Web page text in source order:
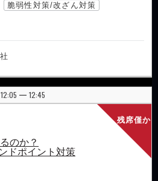
脆弱性対策/改ざん対策
12:05 | 12:45
残席僅か
のか？
ドポイント対策